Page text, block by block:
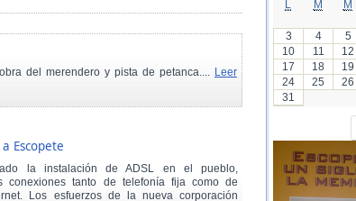
del merendero y pista de petanca.... Leer
Escopete
la instalación de ADSL en el pueblo,
conexiones tanto de telefonía fija como de
Los esfuerzos de la nueva corporación
M M
3
4 5
10
11 12
17
18 19
24
25 26
31